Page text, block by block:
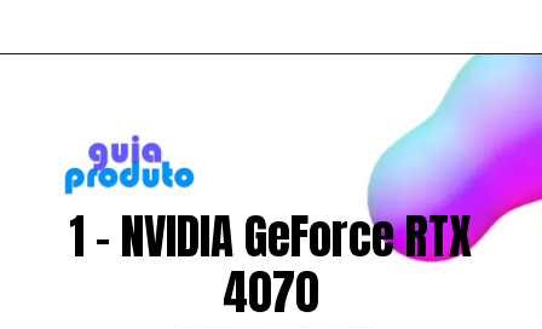
1 - NVIDIA GeForce RTX
4070